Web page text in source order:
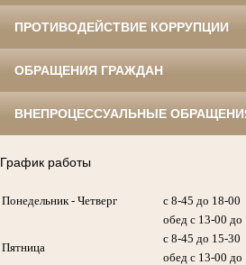
ПРОТИВОДЕЙСТВИЕ КОРРУПЦИИ
ОБРАЩЕНИЯ ГРАЖДАН
ВНЕПРОЦЕССУАЛЬНЫЕ
График работы
Понедельник - Четверг
с 8-45 до 18-00
обед с 13-00 до
Пятница
с 8-45 до 15-30
обед с 13-00 до